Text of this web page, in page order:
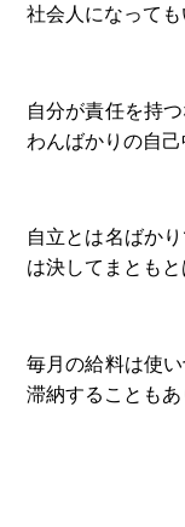
社会人になっても
自分が責任を持
わんばかりの自己
自立とは名ばか
は決してまともと
毎月の給料は使
滞納することもあ